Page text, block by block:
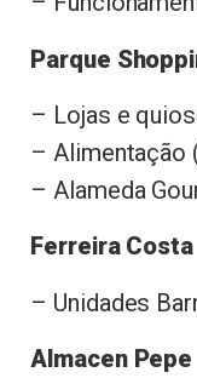
Parque
– Lojas e
– Alimentação
– Alameda
Ferreira Costa
– Unidades
Almacen Pepe